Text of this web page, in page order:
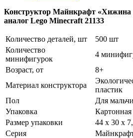
Конструктор Майнкрафт «Хижина
аналог Lego Minecraft 21133
Количество деталей, шт
500 шт
Количество
минифигурок
4
Возраст, от
8+
Материал конструктора
пластик
Пол
Для
Упаковка
Картонная
Размер упаковки
44 x 30 x
Серия